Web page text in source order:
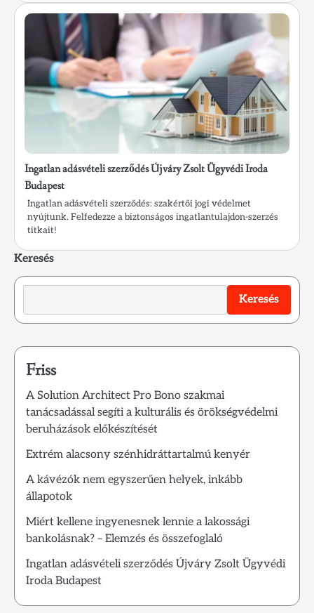
Ingatlan adásvételi szerződés Újváry Zsolt Ügyvédi Iroda
Budapest
Ingatlan adásvételi szerződés: szakértői jogi védelmet
nyújtunk. Felfedezze a biztonságos ingatlantulajdon-szerzés
titkait!
Keresés
Keresés
Friss
A Solution Architect Pro Bono szakmai
tanácsadással segíti a kulturális és örökségvédelmi
beruházások előkészítését
Extrém alacsony szénhidráttartalmú kenyér
A kávézók nem egyszerűen helyek, inkább
állapotok
Miért kellene ingyenesnek lennie a lakossági
bankolásnak? – Elemzés és összefoglaló
Ingatlan adásvételi szerződés Újváry Zsolt Ügyvédi
Iroda Budapest